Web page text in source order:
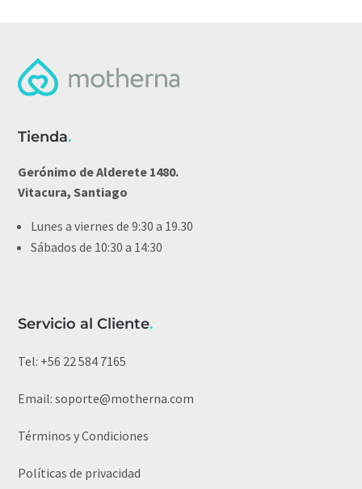
Tienda.
Gerónimo de Alderete 1480.
Vitacura, Santiago
Lunes a viernes de 9:30 a 19.30
Sábados de 10:30 a 14:30
Servicio al Cliente.
Tel: +56 22 584 7165
Email:soporte@motherna.com
Términos y Condiciones
Políticas de privacidad